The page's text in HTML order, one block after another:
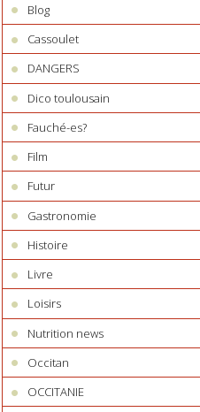
Blog
Cassoulet
DANGERS
Dico toulousain
Fauché-es?
Film
Futur
Gastronomie
Histoire
Livre
Loisirs
Nutrition news
Occitan
OCCITANIE